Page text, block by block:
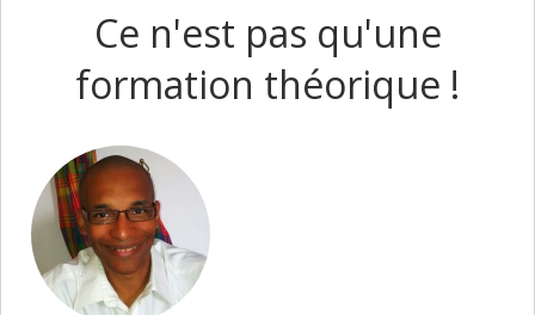
Ce n'est pas qu'une
formation théorique !